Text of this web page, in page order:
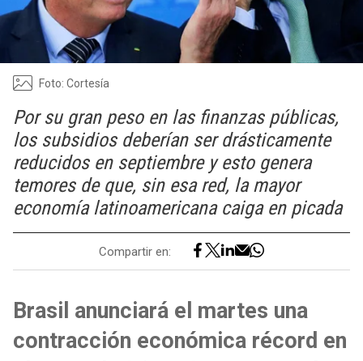
Foto: Cortesía
Por su gran peso en las finanzas públicas,
los subsidios deberían ser drásticamente
reducidos en septiembre y esto genera
temores de que, sin esa red, la mayor
economía latinoamericana caiga en picada
Compartir en:
Brasil anunciará el martes una
contracción económica récord en